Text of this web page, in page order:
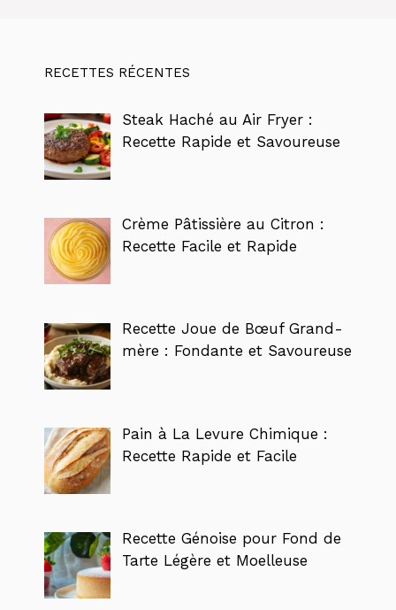
RECETTES RÉCENTES
Steak Haché au Air Fryer :
Recette Rapide et Savoureuse
Crème Pâtissière au Citron :
Recette Facile et Rapide
Recette Joue de Bœuf Grand-
mère : Fondante et Savoureuse
Pain à La Levure Chimique :
Recette Rapide et Facile
Recette Génoise pour Fond de
Tarte Légère et Moelleuse